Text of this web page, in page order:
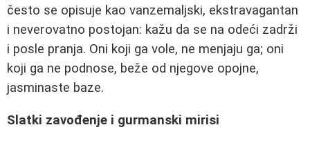
često se opisuje kao vanzemaljski, ekstravagantan
i neverovatno postojan: kažu da se na odeći zadrži
i posle pranja. Oni koji ga vole, ne menjaju ga; oni
koji ga ne podnose, beže od njegove opojne,
jasminaste baze.
Slatki zavođenje i gurmanski mirisi